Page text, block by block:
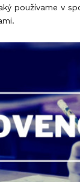
používame v